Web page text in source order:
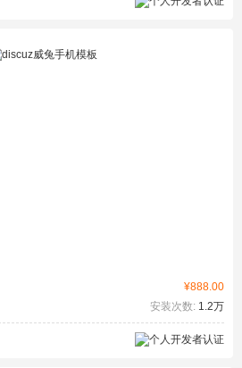
¥888.00
安装次数: 1.2万